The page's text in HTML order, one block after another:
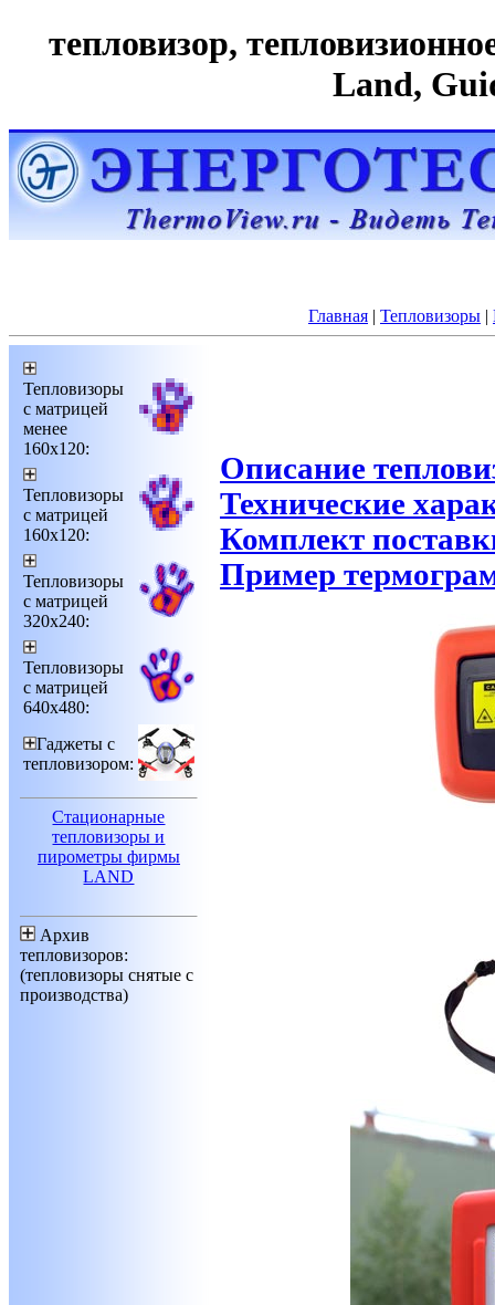
тепловизор,
Land,
Главная | Тепловизоры |
Тепловизоры
с матрицей
менее
160х120:
Тепловизоры
с матрицей
160х120:
Тепловизоры
с матрицей
320х240:
Тепловизоры
с матрицей
640х480:
Гаджеты с
тепловизором:
Стационарные
тепловизоры и
пирометры фирмы
LAND
Архив
тепловизоров:
(тепловизоры снятые с
производства)
Описание
Технические
Комплект
Пример